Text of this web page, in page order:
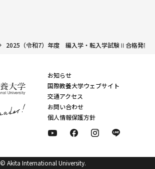
2025（令和7）年度 編入学・転入学試験Ⅱ合格発表
お知らせ
国際教養大学ウェブサイト
交通アクセス
お問い合わせ
個人情報保護方針
© Akita International University.